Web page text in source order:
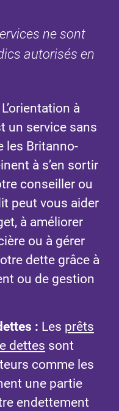
ne sont
autorisés en
L’orientation à
un service sans
les Britanno-
à s’en sortir
conseiller ou
peut vous aider
à améliorer
ou à gérer
dette grâce à
ou de gestion
: Les prêts
dettes sont
comme les
une partie
endettement